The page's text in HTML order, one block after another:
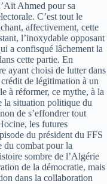
Ahmed pour sa
C’est tout le
affectivement, cette
l’inoxydable opposant
a confisqué lâchement la
cette partie. En
ayant choisi de lutter dans
de légitimation à un
à réformer, ce mythe, à la
la situation politique du
de s’effondrer tout
les futures
du président du FFS
du combat pour la
sombre de l’Algérie
de la démocratie, mais
dans la collaboration